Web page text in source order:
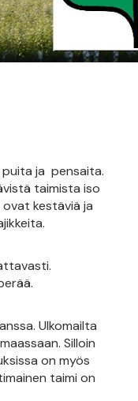
puita ja pensaita.
taimista iso
kestäviä ja
Ulkomailta
Silloin
on myös
taimi on